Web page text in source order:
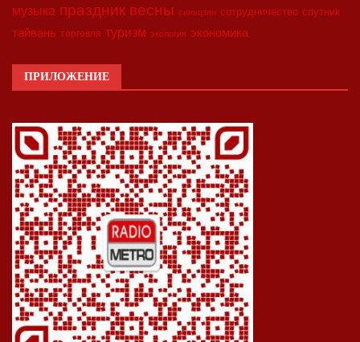
музыка праздник весны синьцзян сотрудничество спутник
тайвань торговля туризм экология экономика
ПРИЛОЖЕНИЕ